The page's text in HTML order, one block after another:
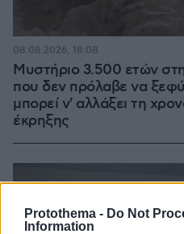
Protothema - Do Not
Information
Μυστήριο 3.500 ετών
που δεν πρόλαβε να
μπορεί ν' αλλάξει τη
έκρηξης
08.08.2026, 18:08